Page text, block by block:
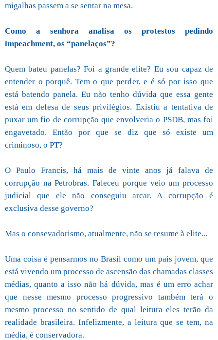
migalhas passem a se sentar na mesa.
Como a senhora analisa os protestos pedindo
impeachment, os “panelaços”?
Quem bateu panelas? Foi a grande elite? Eu sou capaz de
entender o porquê. Tem o que perder, e é só por isso que
está batendo panela. Eu não tenho dúvida que essa gente
está em defesa de seus privilégios. Existiu a tentativa de
puxar um fio de corrupção que envolveria o PSDB, mas foi
engavetado. Então por que se diz que só existe um
criminoso, o PT?
O Paulo Francis, há mais de vinte anos já falava de
corrupção na Petrobras. Faleceu porque veio um processo
judicial que ele não conseguiu arcar. A corrupção é
exclusiva desse governo?
Mas o consevadorismo, atualmente, não se resume à elite...
Uma coisa é pensarmos no Brasil como um país jovem, que
está vivendo um processo de ascensão das chamadas classes
médias, quanto a isso não há dúvida, mas é um erro achar
que nesse mesmo processo progressivo também terá o
mesmo processo no sentido de qual leitura eles terão da
realidade brasileira. Infelizmente, a leitura que se tem, na
média, é conservadora.